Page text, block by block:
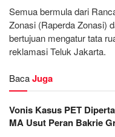
Semua bermula dari
Zonasi (Raperda Zonasi)
bertujuan mengatur tata
reklamasi Teluk Jakarta.
BacaJuga
Vonis Kasus PET
MA Usut Peran Bakrie